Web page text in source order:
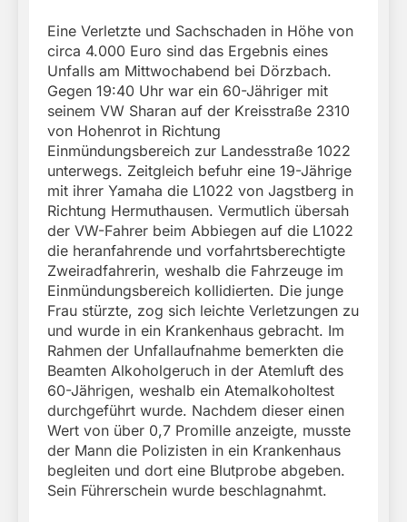
Eine Verletzte und Sachschaden in Höhe von
circa 4.000 Euro sind das Ergebnis eines
Unfalls am Mittwochabend bei Dörzbach.
Gegen 19:40 Uhr war ein 60-Jähriger mit
seinem VW Sharan auf der Kreisstraße 2310
von Hohenrot in Richtung
Einmündungsbereich zur Landesstraße 1022
unterwegs. Zeitgleich befuhr eine 19-Jährige
mit ihrer Yamaha die L1022 von Jagstberg in
Richtung Hermuthausen. Vermutlich übersah
der VW-Fahrer beim Abbiegen auf die L1022
die heranfahrende und vorfahrtsberechtigte
Zweiradfahrerin, weshalb die Fahrzeuge im
Einmündungsbereich kollidierten. Die junge
Frau stürzte, zog sich leichte Verletzungen zu
und wurde in ein Krankenhaus gebracht. Im
Rahmen der Unfallaufnahme bemerkten die
Beamten Alkoholgeruch in der Atemluft des
60-Jährigen, weshalb ein Atemalkoholtest
durchgeführt wurde. Nachdem dieser einen
Wert von über 0,7 Promille anzeigte, musste
der Mann die Polizisten in ein Krankenhaus
begleiten und dort eine Blutprobe abgeben.
Sein Führerschein wurde beschlagnahmt.